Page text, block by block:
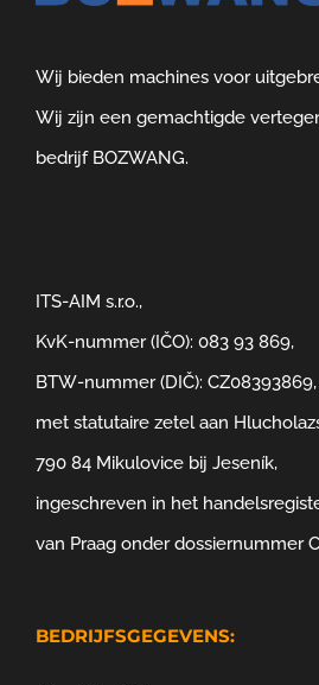
Wij bieden machines voor
Wij zijn een gemachtigde
bedrijf BOZWANG.
ITS-AIM s.r.o.,
KvK-nummer (IČO): 083 93 869,
BTW-nummer (DIČ): CZ08393869,
met statutaire zetel aan
790 84 Mikulovice bij Jeseník,
ingeschreven in het
van Praag onder dossiernummer
BEDRIJFSGEGEVENS: